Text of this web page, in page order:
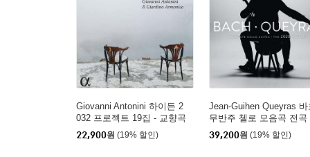
Giovanni Antonini 하이든 2
032 프로젝트 19집 - 교향곡
52번, 44번 '슬픔', 108번 (H
aydn 2032, Vol. 19 - Traue
22,900원 (19% 할인)
Jean-Guihen Queyras 바
무반주 첼로 모음곡 전곡
ach: Complete Cello
BWV 1007-1012)
39,200원 (19% 할인)